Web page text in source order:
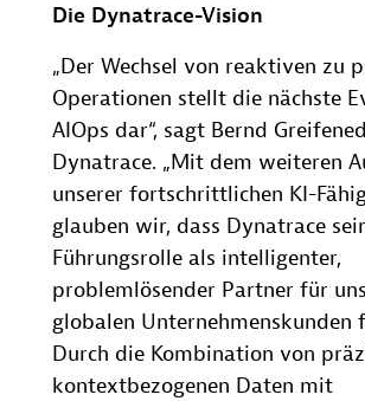
Die Dynatrace-Vision
„Der Wechsel von reaktiven zu
Operationen stellt die nächste
AIOps dar“, sagt Bernd
Dynatrace. „Mit dem weiteren
unserer fortschrittlichen KI-
glauben wir, dass Dynatrace
Führungsrolle als intelligenter,
problemlösender Partner für
globalen Unternehmenskunden
Durch die Kombination von
kontextbezogenen Daten mit